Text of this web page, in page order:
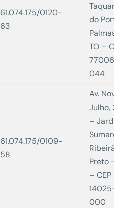
61.074.175/0120-
63
do
TO –
044
61.074.175/0109-
58
Av.
Julho,
–
Preto
– CEP
000